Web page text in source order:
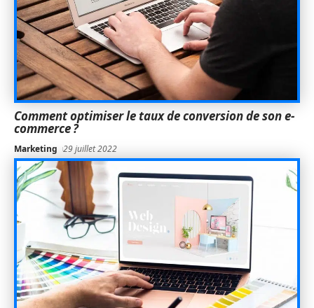
Comment optimiser le taux de conversion de son e-
commerce ?
Marketing 29 juillet 2022